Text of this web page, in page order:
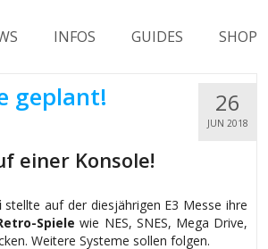
INFOS GUIDES SHOP
26
JUN 2018
geplant!
einer Konsole!
stellte auf der diesjährigen E3 Messe ihre
Spiele wie NES, SNES, Mega Drive,
Weitere Systeme sollen folgen.